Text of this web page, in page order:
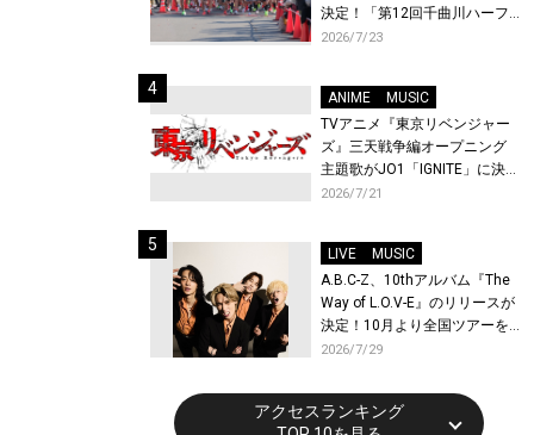
決定！「第12回千曲川ハーフ
マラソン」エントリー受付開
2026/7/23
ANIME
MUSIC
TVアニメ『東京リベンジャー
ズ』三天戦争編オープニング
主題歌がJO1「IGNITE」に決
定！メンバー全員から喜びと
先行上映会を開催！
2026/7/21
LIVE
MUSIC
A.B.C-Z、10thアルバム『The
Way of L.O.V-E』のリリースが
決定！10月より全国ツアーを
開催！
2026/7/29
アクセスランキング